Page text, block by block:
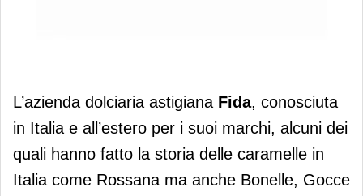
Prosegue il percorso di crescita di
L’azienda dolciaria astigiana Fida, conosciuta
in Italia e all’estero per i suoi marchi, alcuni dei
quali hanno fatto la storia delle caramelle in
Italia come Rossana ma anche Bonelle, Gocce